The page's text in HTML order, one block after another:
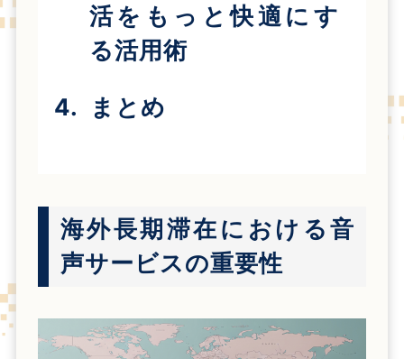
活をもっと快適にす
る活用術
まとめ
海外長期滞在における音
声サービスの重要性